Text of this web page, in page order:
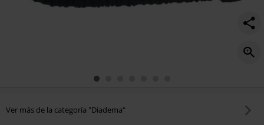
Ver más de la categoría "Diadema"